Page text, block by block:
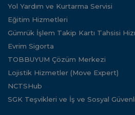
Yol Yardım ve Kurtarma Servisi
Eğitim Hizmetleri
Gümrük İşlem Takip Kartı Tahsisi
Evrim Sigorta
TOBBUYUM Çözüm Merkezi
Lojistik Hizmetler (Move Expert)
NCTSHub
SGK Teşvikleri ve İş ve Sosyal